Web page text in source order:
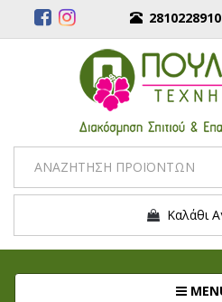
2810228910
Καλάθι